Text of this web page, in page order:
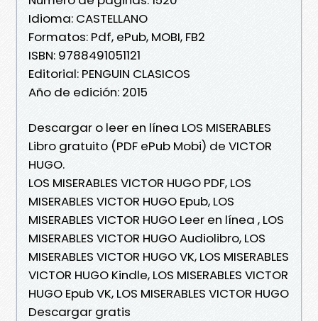
Idioma: CASTELLANO
Formatos: Pdf, ePub, MOBI, FB2
ISBN: 9788491051121
Editorial: PENGUIN CLASICOS
Año de edición: 2015
Descargar o leer en línea LOS MISERABLES
Libro gratuito (PDF ePub Mobi) de VICTOR
HUGO.
LOS MISERABLES VICTOR HUGO PDF, LOS
MISERABLES VICTOR HUGO Epub, LOS
MISERABLES VICTOR HUGO Leer en línea , LOS
MISERABLES VICTOR HUGO Audiolibro, LOS
MISERABLES VICTOR HUGO VK, LOS MISERABLES
VICTOR HUGO Kindle, LOS MISERABLES VICTOR
HUGO Epub VK, LOS MISERABLES VICTOR HUGO
Descargar gratis